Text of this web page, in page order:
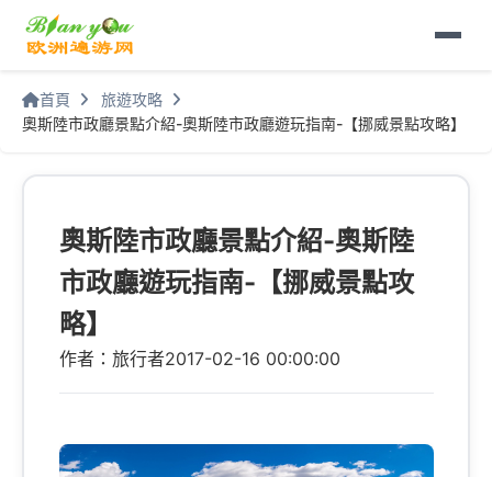
首頁
旅遊攻略
奧斯陸市政廳景點介紹-奧斯陸市政廳遊玩指南-【挪威景點攻略】
奧斯陸市政廳景點介紹-奧斯陸
市政廳遊玩指南-【挪威景點攻
略】
作者：旅行者2017-02-16 00:00:00